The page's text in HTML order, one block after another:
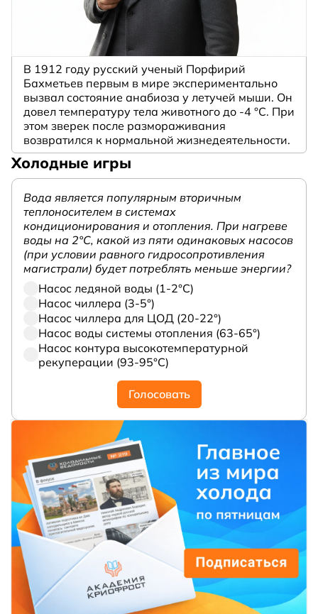
В 1912 году русский ученый Порфирий
Бахметьев первым в мире экспериментально
вызвал состояние анабиоза у летучей мыши. Он
довел температуру тела животного до -4 °C. При
этом зверек после размораживания
возвратился к нормальной жизнедеятельности.
Холодные игры
Вода является популярным вторичным
теплоносителем в системах
кондиционирования и отопления. При нагреве
воды на 2°С, какой из пяти одинаковых насосов
(при условии равного гидросопротивления
магистрали) будет потреблять меньше энергии?
Насос ледяной воды (1-2°С)
Насос чиллера (3-5°)
Насос чиллера для ЦОД (20-22°)
Насос воды системы отопления (63-65°)
Насос контура высокотемпературной
рекуперации (93-95°С)
Голосовать